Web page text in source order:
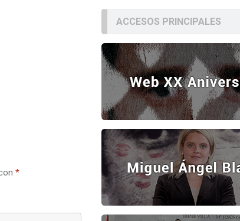
*
ACCESOS PRINCIPALES